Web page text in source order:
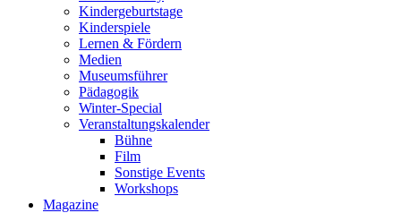
Kindergeburtstage
Kinderspiele
Lernen & Fördern
Medien
Museumsführer
Pädagogik
Winter-Special
Veranstaltungskalender
Bühne
Film
Sonstige Events
Workshops
Magazine